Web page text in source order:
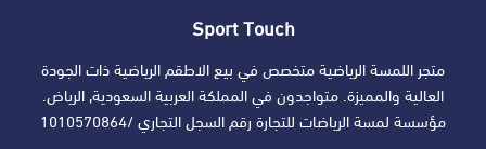
Sport Touch
متجر اللمسة الرياضية متخصص في بيع الاطقم الرياضية ذات الجودة
العالية والمميزة. متواجدون في المملكة العربية السعودية, الرياض.
مؤسسة لمسة الرياضات للتجارة رقم السجل التجاري /1010570864